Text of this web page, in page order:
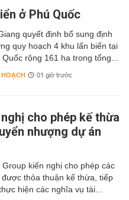
ở Phú Quốc
quyết định bổ sung định
quy hoạch 4 khu lấn biển tại
Quốc rộng 161 ha trong tổng...
01 giờ trước
cho phép kế thừa
nhượng dự án
Group kiến nghị cho phép các
được thỏa thuận kế thừa, tiếp
hiện các nghĩa vụ tài...